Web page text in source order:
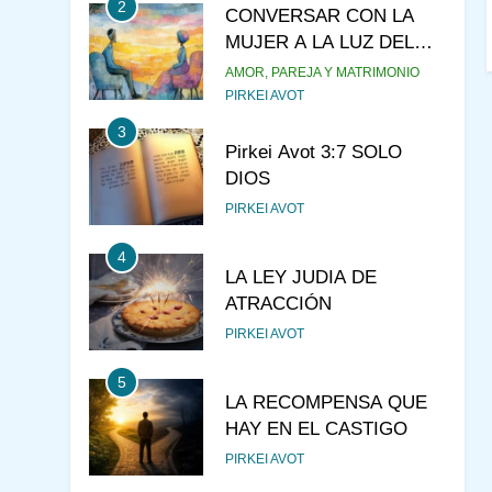
2
CONVERSAR CON LA
MUJER A LA LUZ DEL
JUDAÍSMO
AMOR, PAREJA Y MATRIMONIO
PIRKEI AVOT
3
Pirkei Avot 3:7 SOLO
DIOS
PIRKEI AVOT
4
LA LEY JUDIA DE
ATRACCIÓN
PIRKEI AVOT
5
LA RECOMPENSA QUE
HAY EN EL CASTIGO
PIRKEI AVOT